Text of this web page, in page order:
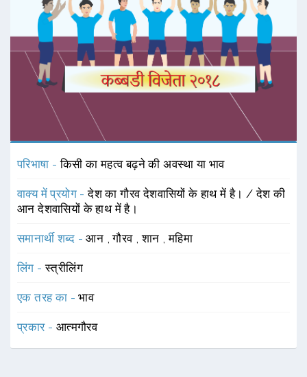
परिभाषा -किसी का महत्व बढ़ने की अवस्था या भाव
वाक्य में प्रयोग -देश का गौरव देशवासियों के हाथ में है। / देश की
आन देशवासियों के हाथ में है।
समानार्थी शब्द -आन ,गौरव ,शान ,महिमा
लिंग -स्त्रीलिंग
एक तरह का -भाव
प्रकार - आत्मगौरव